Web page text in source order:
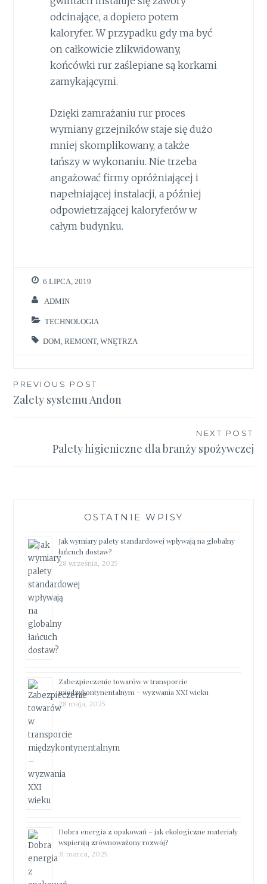
odcinające, a dopiero potem
kaloryfer. W przypadku gdy ma być
on całkowicie zlikwidowany,
końcówki rur zaślepiane są korkami
zamykającymi.
Dzięki zamrażaniu rur proces
wymiany grzejników staje się dużo
mniej skomplikowany, a także
tańszy w wykonaniu. Nie trzeba
angażować firmy opróżniającej i
napełniającej instalacji, a później
odpowietrzającej kaloryferów w
całym budynku.
6 LIPCA, 2019
ADMIN
TECHNOLOGIA
DOM ,REMONT,WNĘTRZA
Nawigacja
wpisu
PREVIOUS POST
Zalety systemu Andon
NEXT POST
Palety higieniczne dla branży spożywczej
OSTATNIE WPISY
Jak wymiary palety standardowej wpływają na globalny
łańcuch dostaw?
28 września, 2025
Zabezpieczenie towarów w transporcie
międzykontynentalnym – wyzwania XXI wieku
28 maja, 2025
Dobra energia z opakowań – jak ekologiczne materiały
wspierają zrównoważony rozwój?
31 marca, 2025